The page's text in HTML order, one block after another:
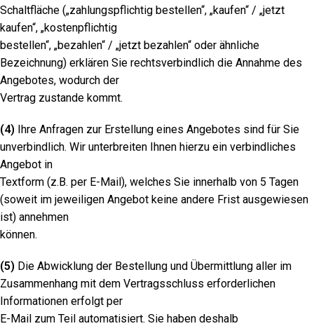
Schaltfläche („zahlungspflichtig bestellen“, „kaufen“ / „jetzt
kaufen“, „kostenpflichtig
bestellen“, „bezahlen“ / „jetzt bezahlen“ oder ähnliche
Bezeichnung) erklären Sie rechtsverbindlich die Annahme des
Angebotes, wodurch der
Vertrag zustande kommt.
(4) Ihre Anfragen zur Erstellung eines Angebotes sind für Sie
unverbindlich. Wir unterbreiten Ihnen hierzu ein verbindliches
Angebot in
Textform (z.B. per E-Mail), welches Sie innerhalb von 5 Tagen
(soweit im jeweiligen Angebot keine andere Frist ausgewiesen
ist) annehmen
können.
(5) Die Abwicklung der Bestellung und Übermittlung aller im
Zusammenhang mit dem Vertragsschluss erforderlichen
Informationen erfolgt per
E-Mail zum Teil automatisiert. Sie haben deshalb